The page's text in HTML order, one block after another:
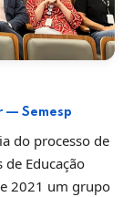
— Semesp
do processo de
Educação
2021 um grupo